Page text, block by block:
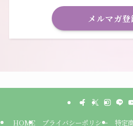
メルマガ登
HOME プライバシーポリシー 特定